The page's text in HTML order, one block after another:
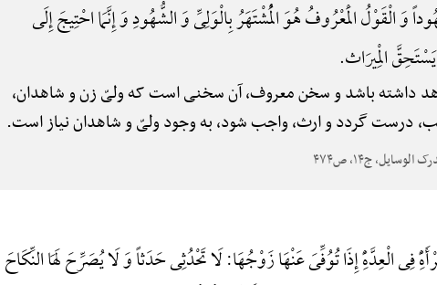
وَ الْقَوْلُ الْمَعْرُوفُ هُوَ الْمُشْتَهَرُ بِالْوَلِیِّ وَ الشُّهُودِ وَ إِنَّمَا احْتِیجَ إِلَی
الْمِیرَاث.
شاهد داشته باشد و سخن معروف، آن سخنی است که ولیّ زن و شاهدان،
درست گردد و ارث، واجب شود، به وجود ولیّ و شاهدان نیاز است.
فِی الْعِدَّهًِْ إِذَا تُوُفِّیَ عَنْهَا زَوْجُهَا: لَا تَحْدُثِی حَدَثاً وَ لَا یُصَرِّحَ لَهَا النِّکَاحَ